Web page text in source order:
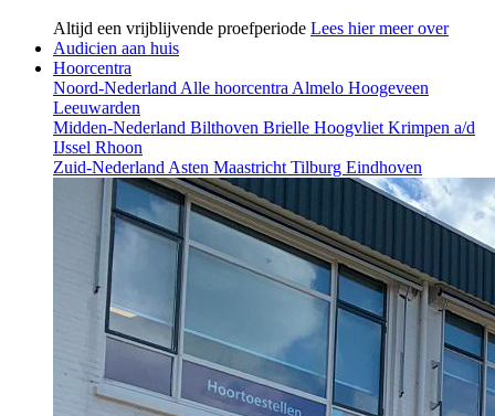
Altijd een vrijblijvende proefperiode Lees hier meer over
Audicien aan huis
Hoorcentra
Noord-NederlandAlle hoorcentraAlmelo Hoogeveen
Leeuwarden
Midden-Nederland Bilthoven Brielle HoogvlietKrimpen a/d
IJssel Rhoon
Zuid-NederlandAsten MaastrichtTilburg Eindhoven